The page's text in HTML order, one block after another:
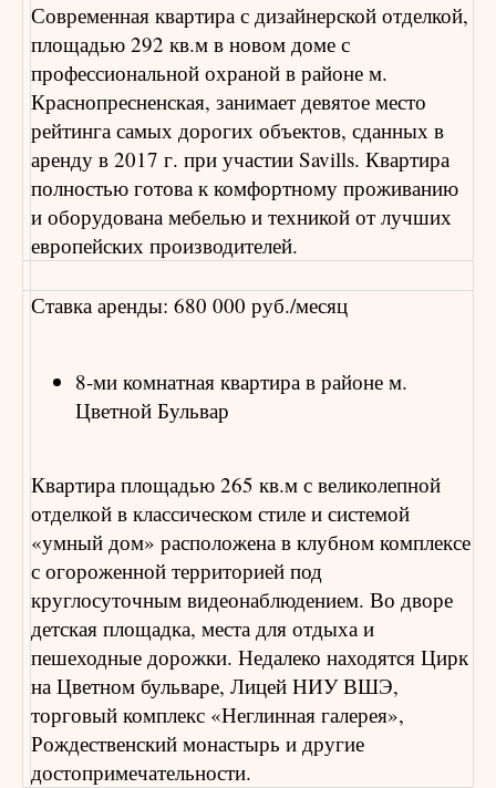
Современная квартира с дизайнерской отделкой,
площадью 292 кв.м в новом доме с
профессиональной охраной в районе м.
Краснопресненская, занимает девятое место
рейтинга самых дорогих объектов, сданных в
аренду в 2017 г. при участии Savills. Квартира
полностью готова к комфортному проживанию
и оборудована мебелью и техникой от лучших
европейских производителей.
Ставка аренды: 680 000 руб./месяц
8-ми комнатная квартира в районе м.
Цветной Бульвар
Квартира площадью 265 кв.м с великолепной
отделкой в классическом стиле и системой
«умный дом» расположена в клубном комплексе
с огороженной территорией под
круглосуточным видеонаблюдением. Во дворе
детская площадка, места для отдыха и
пешеходные дорожки. Недалеко находятся Цирк
на Цветном бульваре, Лицей НИУ ВШЭ,
торговый комплекс «Неглинная галерея»,
Рождественский монастырь и другие
достопримечательности.